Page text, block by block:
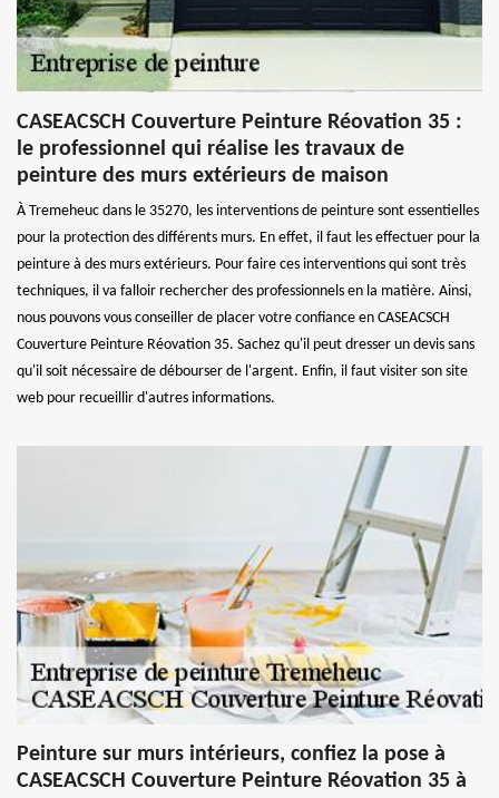
CASEACSCH Couverture Peinture Réovation 35 :
le professionnel qui réalise les travaux de
peinture des murs extérieurs de maison
À Tremeheuc dans le 35270, les interventions de peinture sont essentielles
pour la protection des différents murs. En effet, il faut les effectuer pour la
peinture à des murs extérieurs. Pour faire ces interventions qui sont très
techniques, il va falloir rechercher des professionnels en la matière. Ainsi,
nous pouvons vous conseiller de placer votre confiance en CASEACSCH
Couverture Peinture Réovation 35. Sachez qu'il peut dresser un devis sans
qu'il soit nécessaire de débourser de l'argent. Enfin, il faut visiter son site
web pour recueillir d'autres informations.
Peinture sur murs intérieurs, confiez la pose à
CASEACSCH Couverture Peinture Réovation 35 à